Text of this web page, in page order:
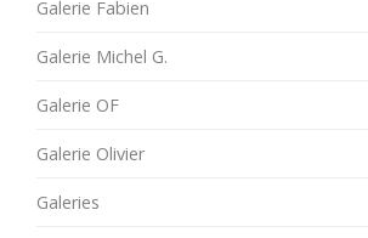
Galerie Fabien
Galerie Michel G.
Galerie OF
Galerie Olivier
Galeries